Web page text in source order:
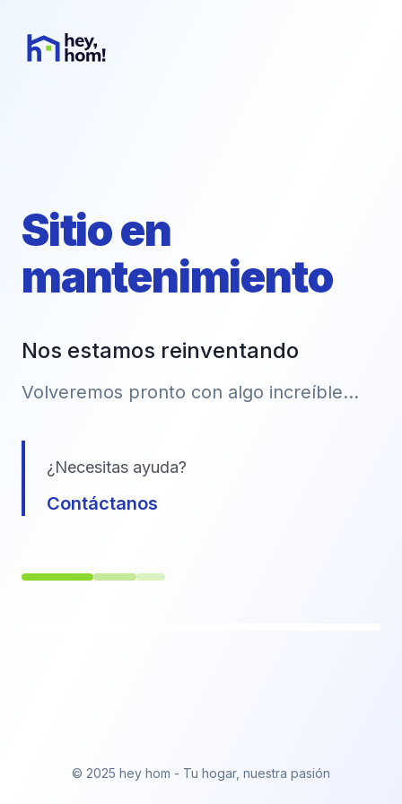
Sitio en
mantenimiento
Nos estamos reinventando
Volveremos pronto con algo increíble...
¿Necesitas ayuda?
Contáctanos
© 2025 hey hom - Tu hogar, nuestra pasión